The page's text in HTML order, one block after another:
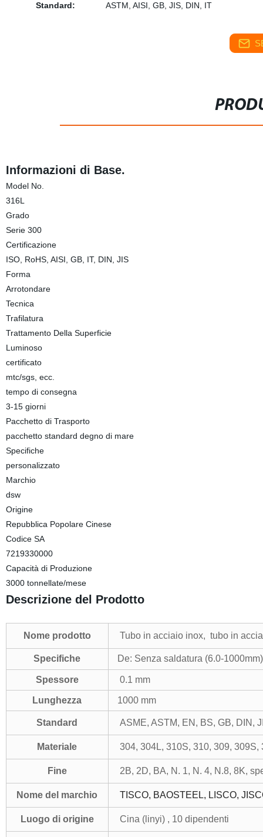
Standard:
ASTM, AISI, GB, JIS, DIN, IT
Informazioni di Base.
Model No.
316L
Grado
Serie 300
Certificazione
ISO, RoHS, AISI, GB, IT, DIN, JIS
Forma
Arrotondare
Tecnica
Trafilatura
Trattamento Della Superficie
Luminoso
certificato
mtc/sgs, ecc.
tempo di consegna
3-15 giorni
Pacchetto di Trasporto
pacchetto standard degno di mare
Specifiche
personalizzato
Marchio
dsw
Origine
Repubblica Popolare Cinese
Codice SA
7219330000
Capacità di Produzione
3000 tonnellate/mese
Descrizione del Prodotto
Nome prodotto Tubo in acciaio inox, tubo in
Specifiche De: Senza saldatura (6.0-
Spessore 0.1 mm
Lunghezza 1000 mm
Standard ASME, ASTM, EN, BS, GB, DIN,
Materiale 304, 304L, 310S, 310, 309,
Fine 2B, 2D, BA, N. 1, N. 4, N.8, 8K,
Nome del marchio TISCO, BAOSTEEL, LISCO,
Luogo di origine Cina (linyi) , 10 dipendenti